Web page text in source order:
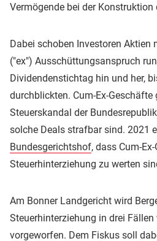
Vermögende bei der Konstruktion
Dabei schoben Investoren Aktien
("ex") Ausschüttungsanspruch
Dividendenstichtag hin und her,
durchblickten. Cum-Ex-
Steuerskandal der
solche Deals strafbar sind. 2021
Bundesgerichtshof, dass Cum-
Steuerhinterziehung zu werten
Am Bonner Landgericht wird
Steuerhinterziehung in drei
vorgeworfen. Dem Fiskus soll